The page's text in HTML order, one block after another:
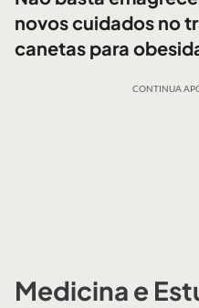
novos cuidados no
canetas para
CONTINUA
Medicina e